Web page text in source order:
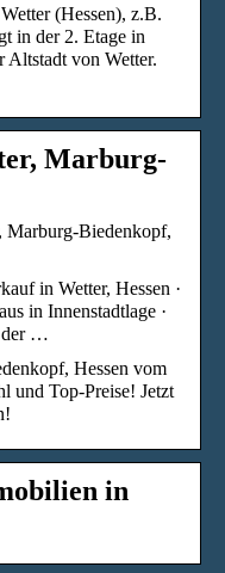
(Hessen), z.B.
in der 2. Etage in
Altstadt von Wetter.
Marburg-
Marburg-Biedenkopf,
in Wetter, Hessen ·
in Innenstadtlage ·
der …
Hessen vom
und Top-Preise! Jetzt
in